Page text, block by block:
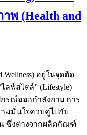
พ (Health and
อยู่ในจุดตัด
ลฟ์สไตล์” (Lifestyle)
รณ์ออกกำลังกาย การ
มมั่นใจควบคู่ไปกับ
ซึ่งต่างจากผลิตภัณฑ์